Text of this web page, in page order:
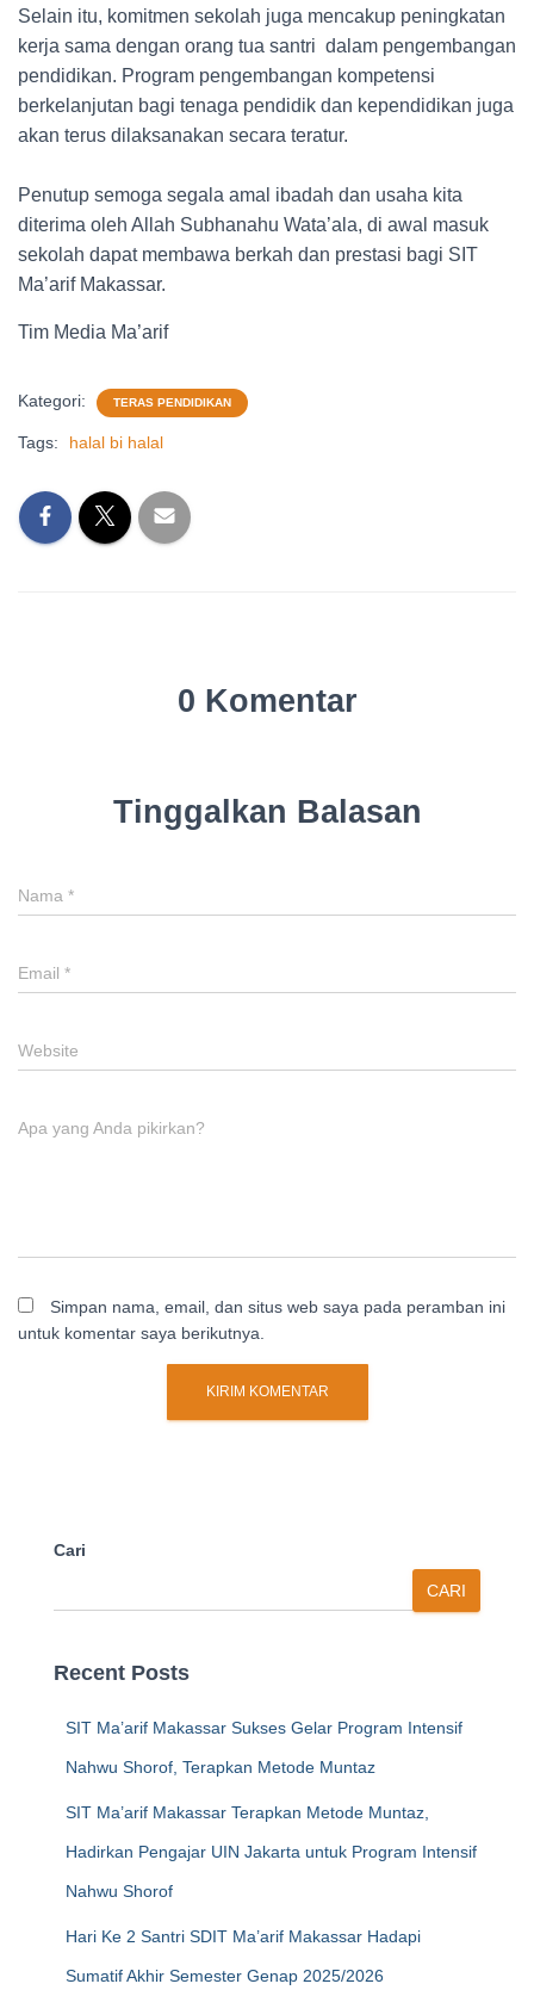
Selain itu, komitmen sekolah juga mencakup peningkatan
kerja sama dengan orang tua santri dalam pengembangan
pendidikan. Program pengembangan kompetensi
berkelanjutan bagi tenaga pendidik dan kependidikan juga
akan terus dilaksanakan secara teratur.
Penutup semoga segala amal ibadah dan usaha kita
diterima oleh Allah Subhanahu Wata’ala, di awal masuk
sekolah dapat membawa berkah dan prestasi bagi SIT
Ma’arif Makassar.
Tim Media Ma’arif
Kategori: TERAS PENDIDIKAN
Tags: halal bi halal
0 Komentar
Tinggalkan Balasan
Nama *
Email *
Website
Apa yang Anda pikirkan?
Simpan nama, email, dan situs web saya pada peramban ini
untuk komentar saya berikutnya.
Cari
CARI
Recent Posts
SIT Ma’arif Makassar Sukses Gelar Program Intensif
Nahwu Shorof, Terapkan Metode Muntaz
SIT Ma’arif Makassar Terapkan Metode Muntaz,
Hadirkan Pengajar UIN Jakarta untuk Program Intensif
Nahwu Shorof
Hari Ke 2 Santri SDIT Ma’arif Makassar Hadapi
Sumatif Akhir Semester Genap 2025/2026